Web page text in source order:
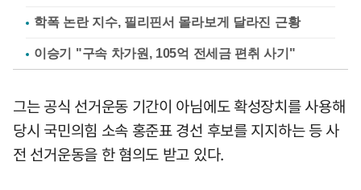
학폭 논란 지수, 필리핀서 몰라보게 달라진 근황
이승기 "구속 차가원, 105억 전세금 편취 사기"
그는 공식 선거운동 기간이 아님에도 확성장치를 사용해
당시 국민의힘 소속 홍준표 경선 후보를 지지하는 등 사
전 선거운동을 한 혐의도 받고 있다.